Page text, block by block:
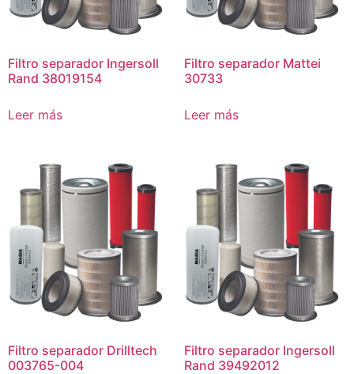
Filtro separador Ingersoll
Rand 38019154
Leer más
Filtro separador Mattei
30733
Leer más
Filtro separador Drilltech
003765-004
Filtro separador Ingersoll
Rand 39492012